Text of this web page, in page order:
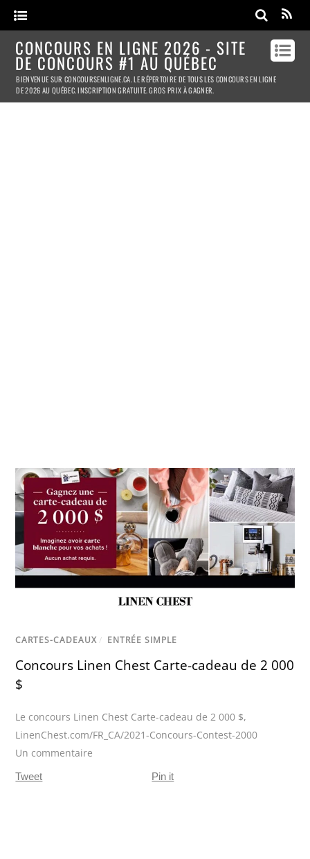
CONCOURS EN LIGNE 2026 - SITE
DE CONCOURS #1 AU QUÉBEC
BIENVENUE SUR CONCOURSENLIGNE.CA. LE RÉPERTOIRE DE TOUS LES CONCOURS EN LIGNE
DE 2026 AU QUÉBEC. INSCRIPTION GRATUITE. GROS PRIX À GAGNER.
CARTES-CADEAUX / ENTRÉE SIMPLE
Concours Linen Chest Carte-cadeau de 2 000
$
Le concours Linen Chest Carte-cadeau de 2 000 $,
LinenChest.com/FR_CA/2021-Concours-Contest-2000
Un commentaire
Tweet Pin it